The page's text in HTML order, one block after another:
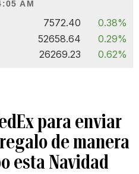
AM
7572.40
0.38%
52658.64
0.29%
26269.23 0.62%
para enviar
de manera
esta Navidad